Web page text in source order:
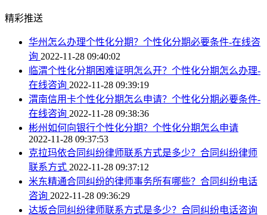
精彩推送
华州怎么办理个性化分期？个性化分期必要条件-在线咨
询 2022-11-28 09:40:02
临渭个性化分期困难证明怎么开？个性化分期怎么办理-
在线咨询 2022-11-28 09:39:19
渭南信用卡个性化分期怎么申请？个性化分期必要条件-
在线咨询 2022-11-28 09:38:36
彬州如何向银行个性化分期？个性化分期怎么申请
2022-11-28 09:37:53
克拉玛依合同纠纷律师联系方式是多少？合同纠纷律师
联系方式 2022-11-28 09:37:12
米东精通合同纠纷的律师事务所有哪些？合同纠纷电话
咨询 2022-11-28 09:36:29
达坂合同纠纷律师联系方式是多少？合同纠纷电话咨询